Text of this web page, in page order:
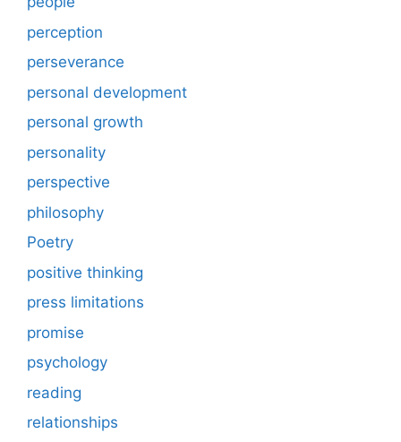
perception
perseverance
personal development
personal growth
personality
perspective
philosophy
Poetry
positive thinking
press limitations
promise
psychology
reading
relationships